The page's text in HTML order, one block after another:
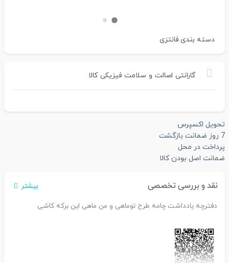
دسته بندی فانتزی
گارانتی اصالت و سلامت فیزیکی کالا
تحویل اکسپرس
7 روز ضمانت بازگشت
پرداخت در محل
ضمانت اصل بودن کالا
نقد و بررسی تخصصی بیشتر
دفترچه یادداشت چامه طرح توماهی و من ماهی این برکه کاشی